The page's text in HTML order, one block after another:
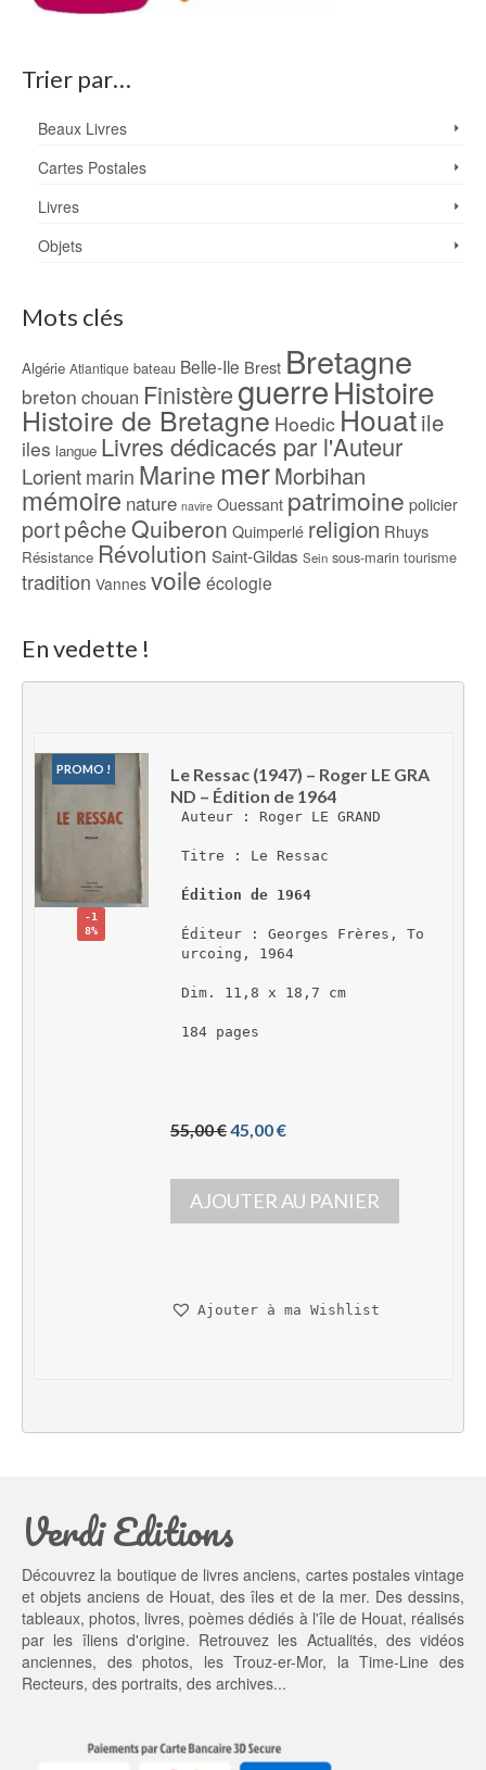
Trier par…
Beaux Livres
Cartes Postales
Livres
Objets
Mots clés
Algérie Atlantique bateau Belle-Ile Brest Bretagne
breton chouan FinistèreguerreHistoire
Histoire de Bretagne Hoedic Houatile
iles langue Livres dédicacés par l'Auteur
Lorientmarin Marine merMorbihan
mémoire nature navire Ouessant patrimoine policier
portpêcheQuiberon Quimperlé religion Rhuys
Résistance Révolution Saint-Gildas Sein sous-marin tourisme
tradition Vannes voile écologie
En vedette !
PROMO !
-1
8%
Le Ressac (1947) – Roger LE GRA
ND – Édition de 1964
Auteur : Roger LE GRAND
Titre : Le Ressac
Édition de 1964
Éditeur : Georges Frères, To
urcoing, 1964
Dim. 11,8 x 18,7 cm
184 pages
55,00 €L
p
r
i
i
é
t :
5,
0
0 €.
45,00 €L
p
r
i
t
s
AJOUTER AU PANIER
Ajouter à ma Wishlist
Verdi Editions
Découvrez la boutique de livres anciens, cartes postales vintage
et objets anciens de Houat, des îles et de la mer. Des dessins,
tableaux, photos, livres, poèmes dédiés à l'île de Houat, réalisés
par les îliens d'origine. Retrouvez les Actualités, des vidéos
anciennes, desphotos, lesTrouz-er-Mor, laTime-Line des
Recteurs, des portraits, des archives...